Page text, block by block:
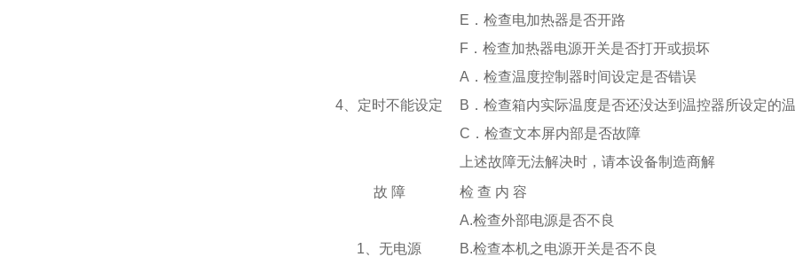
E．检查电加热器是否开路
F． 检查加热器电源开关是否打开或损坏
4、定时不能设定
A．检查温度控制器时间设定是否错误
B ．检查箱内实际温度是否还没达到温控器所设定的
C ．检查文本屏内部是否故障
上述故障无法解决时，请本设备制造商解
故 障
检 查 内 容
1、无电源
A.检查外部电源是否不良
B.检查本机之电源开关是否不良